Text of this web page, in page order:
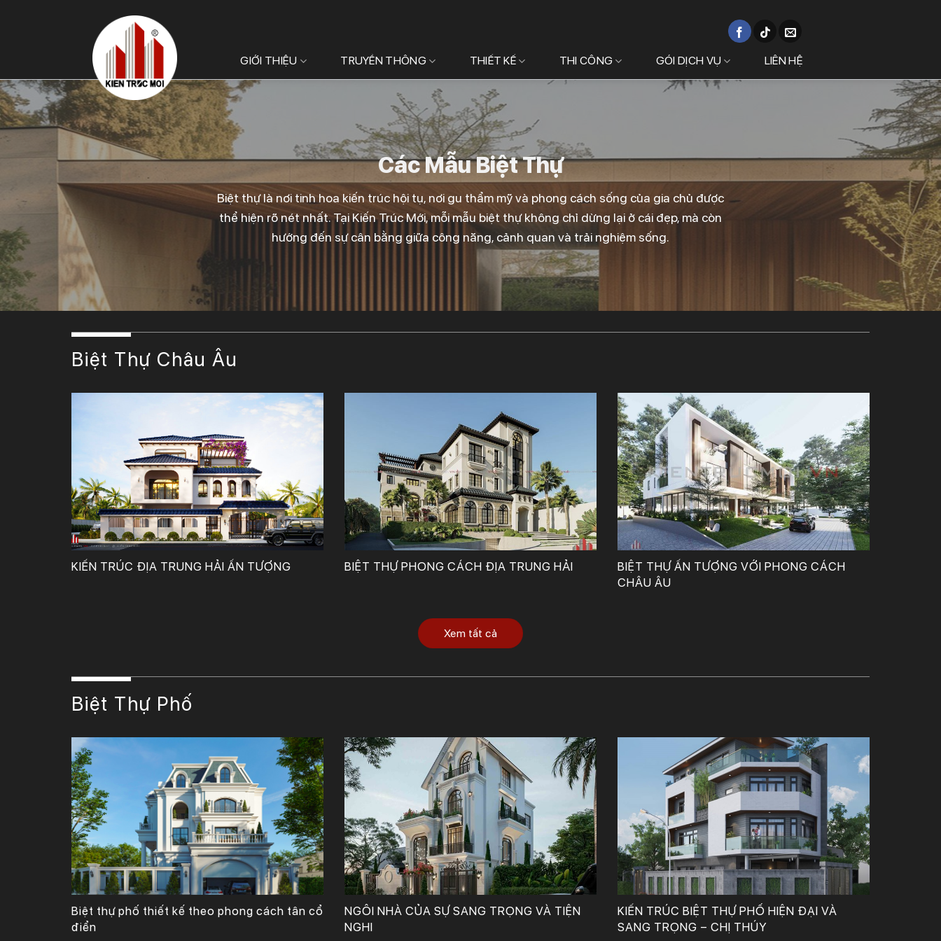
GIỚI THIỆU TRUYỀN THÔNG THIẾT KẾ THI CÔNG GÓI DỊCH VỤ LIÊN HỆ
Các Mẫu Biệt Thự
Biệt thự là nơi tinh hoa kiến trúc hội tụ, nơi gu thẩm mỹ và phong cách sống của gia chủ được
thể hiện rõ nét nhất. Tại Kiến Trúc Mới, mỗi mẫu biệt thự không chỉ dừng lại ở cái đẹp, mà còn
hướng đến sự cân bằng giữa công năng, cảnh quan và trải nghiệm sống.
Biệt Thự Châu Âu
KIẾN TRÚC ĐỊA TRUNG HẢI ẤN TƯỢNG BIỆT THỰ PHONG CÁCH ĐỊA TRUNG HẢI
BIỆT THỰ ẤN TƯỢNG VỚI PHONG CÁCH
CHÂU ÂU
Xem tất cả
Biệt Thự Phố
Biệt thự phố thiết kế theo phong cách tân cổ
điển
NGÔI NHÀ CỦA SỰ SANG TRỌNG VÀ TIỆN
NGHI
KIẾN TRÚC BIỆT THỰ PHỐ HIỆN ĐẠI VÀ
SANG TRỌNG – CHỊ THÚY